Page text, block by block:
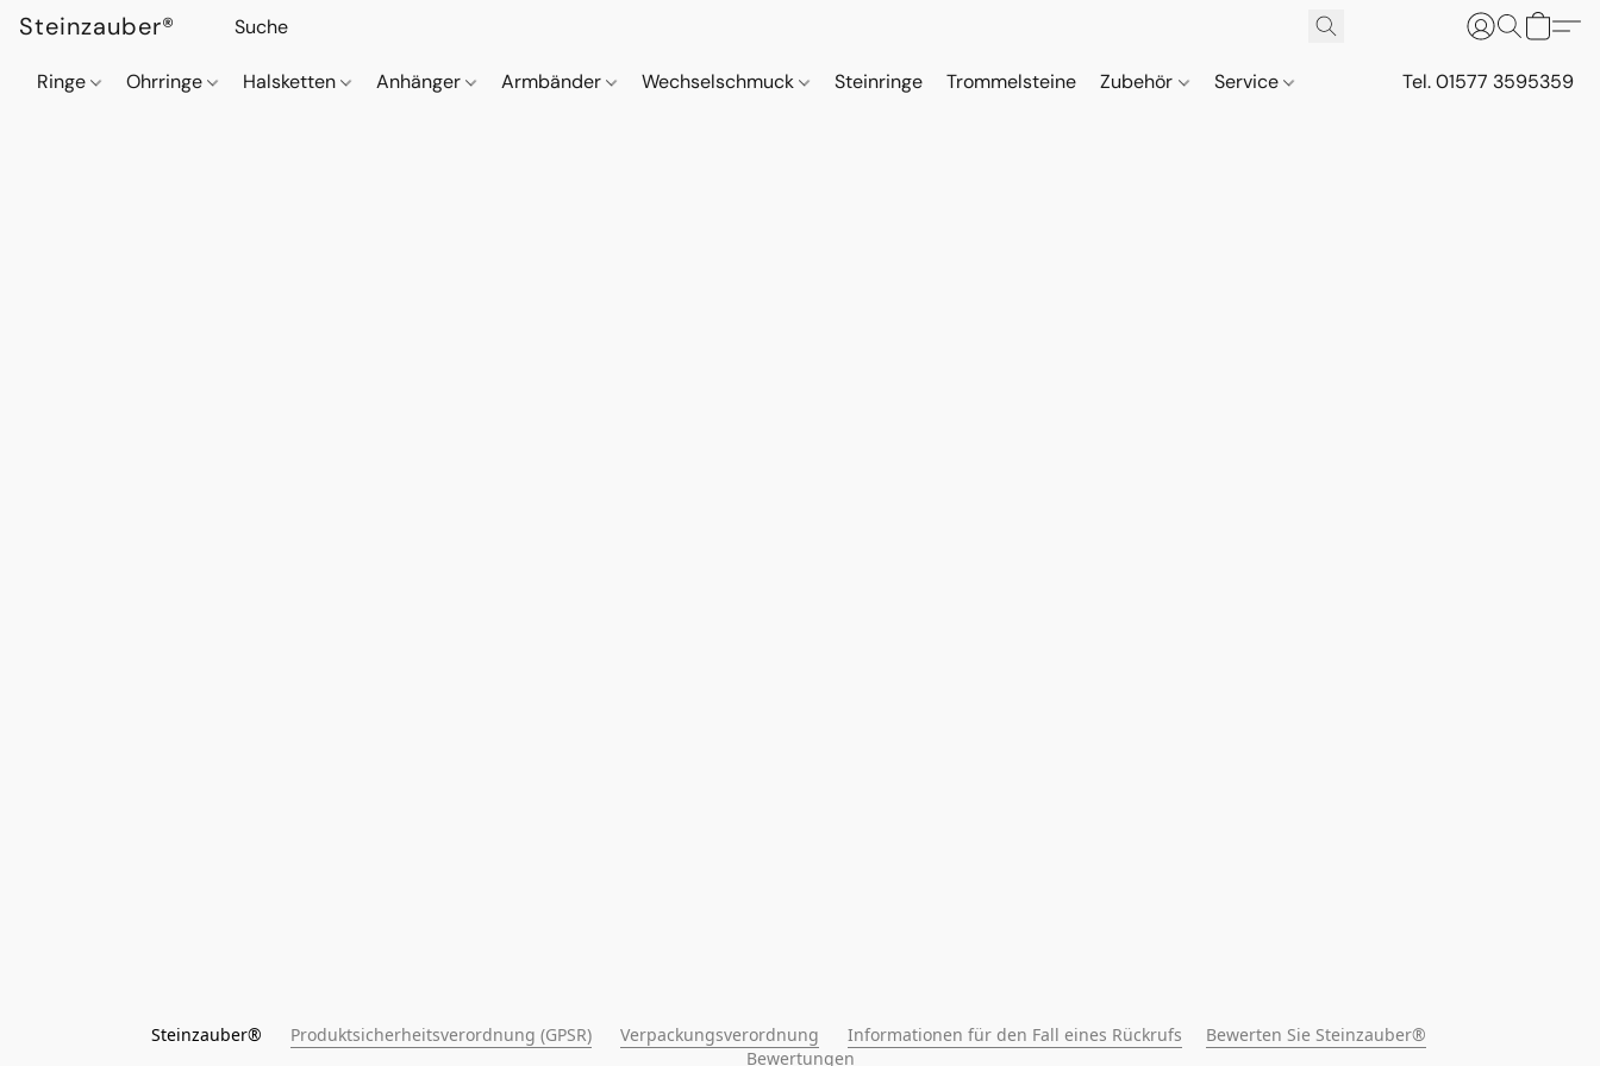
Steinzauber®
Ringe Ohrringe Halsketten Anhänger Armbänder Wechselschmuck Steinringe Trommelsteine Zubehör Service Tel. 01577 3595359
Steinzauber® Produktsicherheitsverordnung (GPSR) Verpackungsverordnung Informationen für den Fall eines Rückrufs
Bewerten Sie Steinzauber®
Bewertungen